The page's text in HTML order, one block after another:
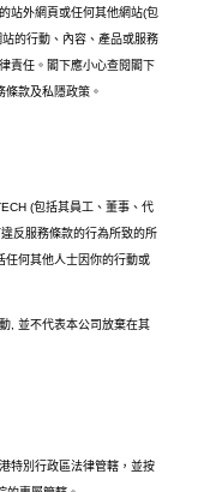
站外網頁或任何其他網站(包
的行動、內容、產品或服務
責任。閣下應小心查閱閣下
條款及私隱政策。
(包括其員工、董事、代
反服務條款的行為所致的所
任何其他人士因你的行動或
並不代表本公司放棄在其
特別行政區法律管轄，並按